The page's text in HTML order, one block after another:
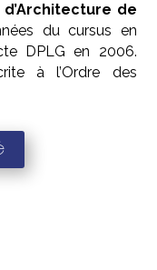
d’Architecture de
du cursus en
DPLG en 2006.
à l’Ordre des